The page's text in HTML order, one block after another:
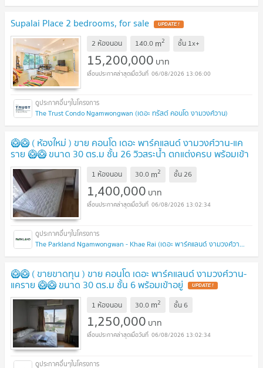
Supalai Place 2 bedrooms, for sale UPDATE !
2 ห้องนอน 140.0 m2 ชั้น 1x+
15,200,000 บาท
06/08/2026 13:06:00
The Trust Condo Ngamwongwan (เดอะ ทรัสต์ คอนโด งามวงศ์วาน)
🥝🥝 ( ห้องใหม่ ) ขาย คอนโด เดอะ พาร์คแลนด์ งามวงศ์วาน-แค
ราย 🥝🥝 ขนาด 30 ตร.ม ชั้น 26 วิวสระน้ำ ตกแต่งครบ พร้อมเข้า
อยู่ UPDATE !
1 ห้องนอน 30.0 m2 ชั้น26
1,400,000 บาท
06/08/2026 13:02:34
The Parkland Ngamwongwan - Khae Rai (เดอะ พาร์คแลนด์ งามวงศ์วาน - แคราย)
🥝🥝 ( ขายขาดทุน ) ขาย คอนโด เดอะ พาร์คแลนด์ งามวงศ์วาน-
แคราย 🥝🥝 ขนาด 30 ตร.ม ชั้น 6 พร้อมเข้าอยู่ UPDATE !
1 ห้องนอน 30.0 m2 ชั้น6
1,250,000 บาท
06/08/2026 13:02:34